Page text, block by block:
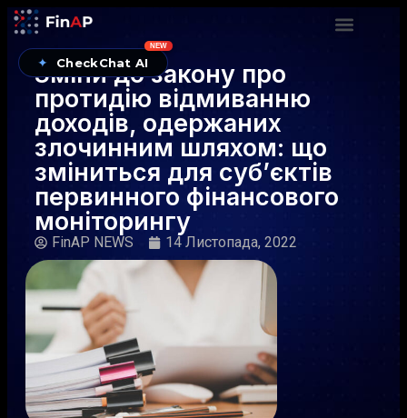
✦ CheckChat AI
NEW
Зміни до закону про
протидію відмиванню
доходів, одержаних
злочинним шляхом: що
зміниться для суб’єктів
первинного фінансового
моніторингу
FinAP NEWS 14 Листопада, 2022